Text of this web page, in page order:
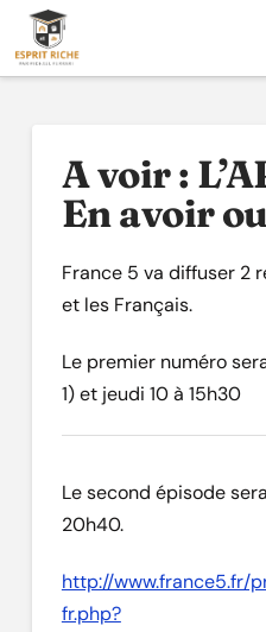
A voir :
En avoir
France 5 va diffuser 2
et les Français.
Le premier numéro
1) et jeudi 10 à 15h30
Le second épisode
20h40.
http://www.france5.fr/
fr.php?